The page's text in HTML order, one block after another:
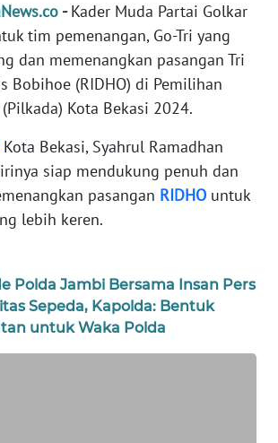
-Kader Muda Partai Golkar
tim pemenangan, Go-Tri yang
dan memenangkan pasangan Tri
Bobihoe (RIDHO) di Pemilihan
Kota Bekasi 2024.
Kota Bekasi, Syahrul Ramadhan
siap mendukung penuh dan
pasangan RIDHO untuk
lebih keren.
Polda Jambi Bersama Insan Pers
Sepeda, Kapolda: Bentuk
untuk Waka Polda